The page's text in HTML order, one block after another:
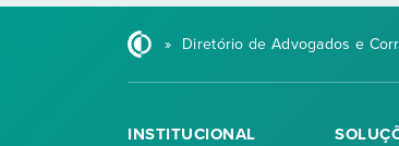
» Diretório de Advogados e
INSTITUCIONAL